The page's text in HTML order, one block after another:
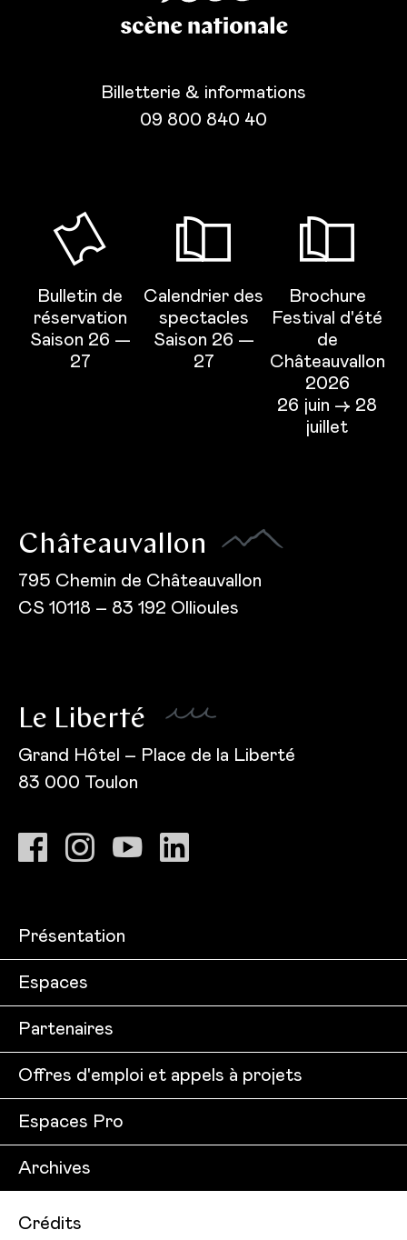
Billetterie & informations
09 800 840 40
Bulletin de
réservation
Saison 26 —
27
Calendrier des
spectacles
Saison 26 —
27
Brochure
Festival d'été
de
Châteauvallon
2026
26 juin → 28
juillet
Châteauvallon
795 Chemin de Châteauvallon
CS 10118 – 83 192 Ollioules
Le Liberté
Grand Hôtel – Place de la Liberté
83 000 Toulon
Présentation
Espaces
Partenaires
Offres d'emploi et appels à projets
Espaces Pro
Archives
Crédits